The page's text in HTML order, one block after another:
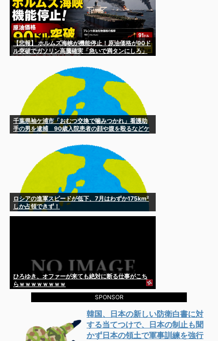
SPONSOR
【悲報】 ホルムズ海峡が機能停止！原油価格が90ド
ル突破でガソリン高騰確実「急いで満タンにしろ」
千葉県袖ケ浦市「おむつ交換で噛みつかれ」看護助
手の男を逮捕 90歳入院患者の顔や腹を殴るなどケ
ロシアの進軍スピードが低下、7月はわずか175km²
しか占領できず！
ひろゆき、オファーが来ても絶対に断る仕事がこち
らｗｗｗｗｗｗｗｗ
韓国、日本の新しい防衛白書に対
する当てつけで、日本の制止も聞
かず日本の領土で軍事訓練を強行